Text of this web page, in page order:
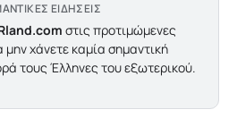
ΕΙΔΗΣΕΙΣ
στις προτιμώμενες
μην χάνετε καμία σημαντική
τους Έλληνες του εξωτερικού.